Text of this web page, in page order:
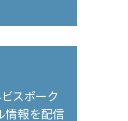
スポーク
情報を配信